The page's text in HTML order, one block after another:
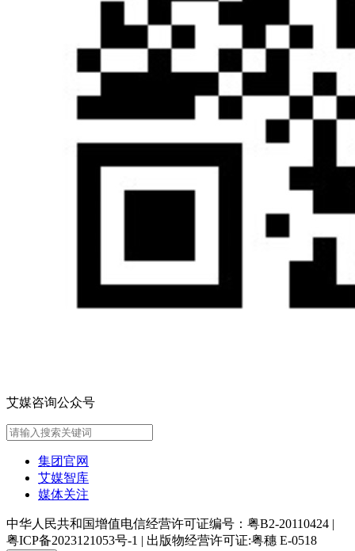
艾媒咨询公众号
集团官网
艾媒智库
媒体关注
中华人民共和国增值电信经营许可证编号：粤B2-20110424 |
粤ICP备2023121053号-1 | 出版物经营许可证:粤穗 E-0518